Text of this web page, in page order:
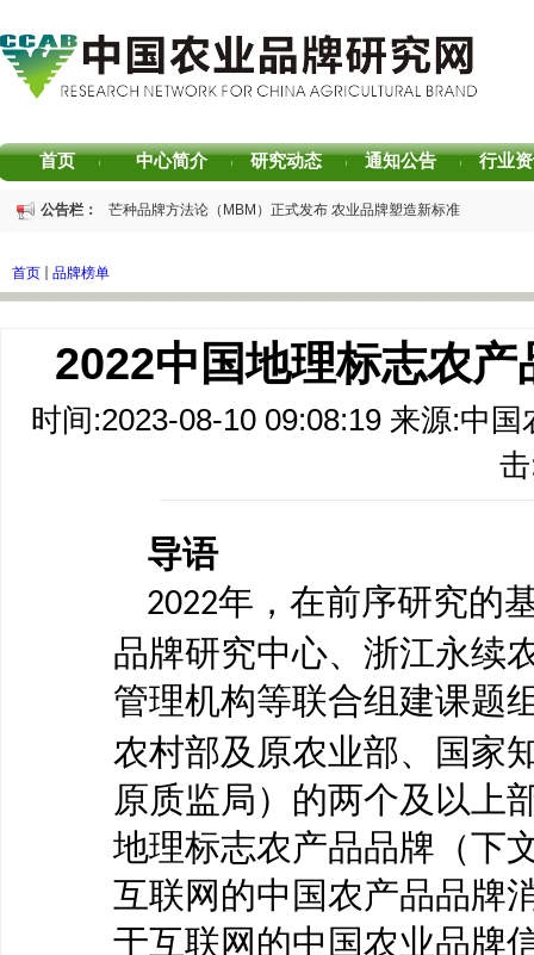
首页 | 中心简介 | 研究动态 | 通知公告 | 行业
公告栏：
重磅发布 | 芒种品牌方法论（MBM）正式发布 农业品牌塑造新标准
书香赋能乡村振兴！“耕读中国·品牌强农”主题阅读活动在杭州圆满落幕
专家观点｜建构富有持久竞争力的中国品牌生态 创新具有独特整合力的中国品
首页 品牌榜单
2022中国地理标志农
时间:2023-08-10 09:08:19 来源:中
导语
2022年，在前序研究的
品牌研究中心、浙江永续
管理机构等联合组建课题
农村部及原农业部、国家
原质监局）的两个及以上
地理标志农产品品牌（下
互联网的中国农产品品牌
于互联网的中国农业品牌